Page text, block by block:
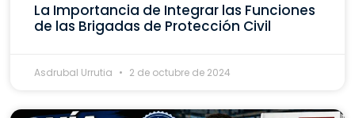
La Importancia de Integrar las Funciones
de las Brigadas de Protección Civil
Asdrubal Urrutia 2 de octubre de 2024